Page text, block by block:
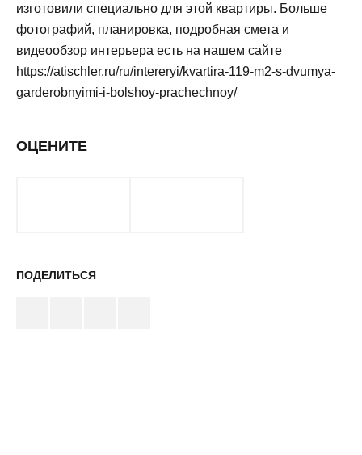
изготовили специально для этой квартиры. Больше
фотографий, планировка, подробная смета и
видеообзор интерьера есть на нашем сайте
https://atischler.ru/ru/intereryi/kvartira-119-m2-s-dvumya-
garderobnyimi-i-bolshoy-prachechnoy/
ОЦЕНИТЕ
ПОДЕЛИТЬСЯ